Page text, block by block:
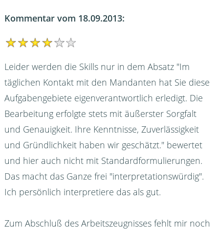
Kommentar vom 18.09.2013:
Leider werden die Skills nur in dem Absatz "Im
täglichen Kontakt mit den Mandanten hat Sie diese
Aufgabengebiete eigenverantwortlich erledigt. Die
Bearbeitung erfolgte stets mit äußerster Sorgfalt
und Genauigkeit. Ihre Kenntnisse, Zuverlässigkeit
und Gründlichkeit haben wir geschätzt." bewertet
und hier auch nicht mit Standardformulierungen.
Das macht das Ganze frei "interpretationswürdig".
Ich persönlich interpretiere das als gut.
Zum Abschluß des Arbeitszeugnisses fehlt mir noch